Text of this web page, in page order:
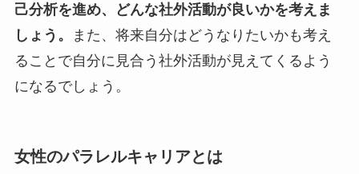
己分析を進め、どんな社外活動が良いかを考えま
しょう。
また、将来自分はどうなりたいかも考え
ることで自分に見合う社外活動が見えてくるよう
になるでしょう。
女性のパラレルキャリアとは